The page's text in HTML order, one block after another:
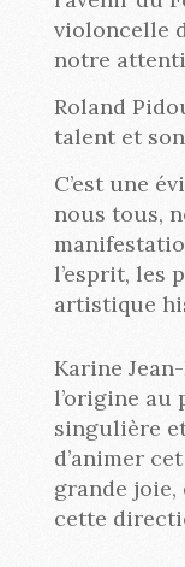
violoncelle
notre
Roland
talent et
C’est une
nous tous,
l’esprit, les
artistique
Karine
l’origine au
singulière
d’animer
grande joie,
cette